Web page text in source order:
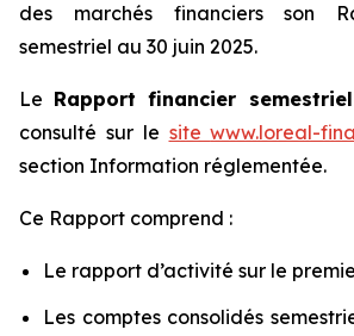
des marchés financiers son
semestriel au 30 juin 2025.
Le Rapport financier
consulté sur le sitewww.loreal-
section Information réglementée.
Ce Rapport comprend :
Le rapport d’activité sur le
Les comptes consolidés